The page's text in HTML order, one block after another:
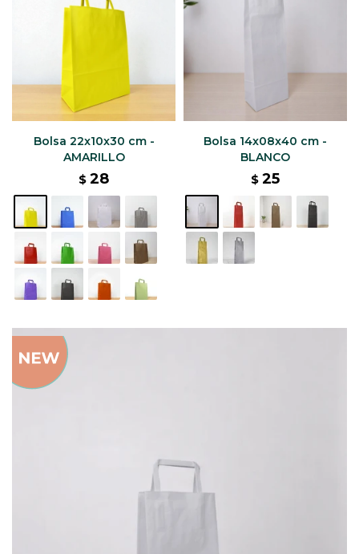
Bolsa 22x10x30 cm -
AMARILLO
$ 28
Bolsa 14x08x40 cm -
BLANCO
$ 25